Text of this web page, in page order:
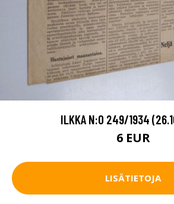
ILKKA N:O 249/1934
6 EUR
LISÄTIETOJA